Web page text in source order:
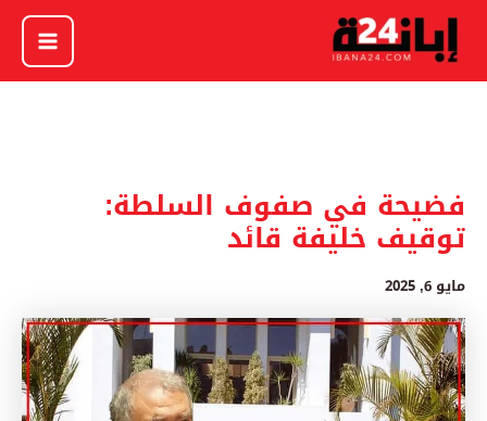
تخطي
المحتوى
فضيحة في صفوف السلطة:
توقيف خليفة قائد
مايو 6, 2025